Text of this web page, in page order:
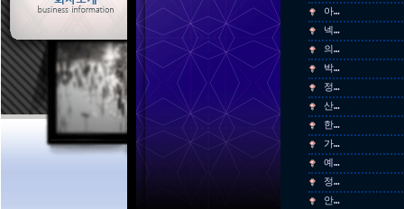
아…
넥…
의…
박…
정…
산…
한…
가…
예…
정…
안…
ㆍ 온라인1:1문의
ㆍ 제작신청